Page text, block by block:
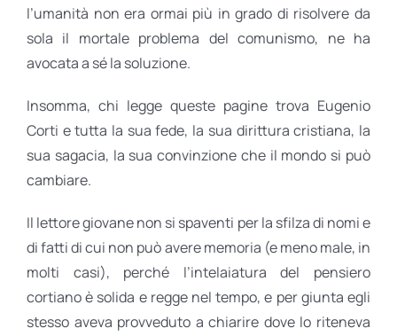
l’umanità non era ormai più in grado di risolvere da
sola il mortale problema del comunismo, ne ha
avocata a sé la soluzione.
Insomma, chi legge queste pagine trova Eugenio
Corti e tutta la sua fede, la sua dirittura cristiana, la
sua sagacia, la sua convinzione che il mondo si può
cambiare.
Il lettore giovane non si spaventi per la sfilza di nomi e
di fatti di cui non può avere memoria (e meno male, in
molti casi), perché l’intelaiatura del pensiero
cortiano è solida e regge nel tempo, e per giunta egli
stesso aveva provveduto a chiarire dove lo riteneva